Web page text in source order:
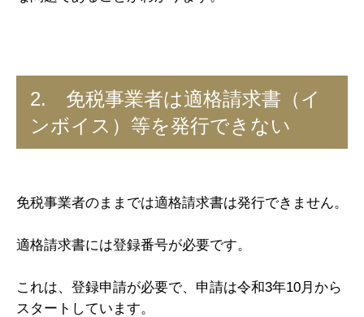
2. 免税事業者は適格請求書（イ
ンボイス）等を発行できない
免税事業者のままでは適格請求書は発行できません。
適格請求書には登録番号が必要です。
これは、登録申請が必要で、申請は令和3年10月から
スタートしています。